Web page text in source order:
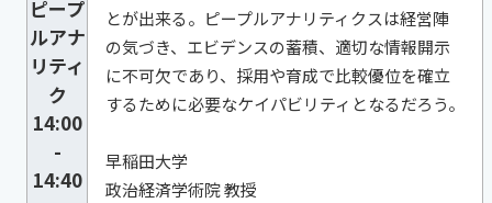
ピープ
ルアナ
リティ
ク
14:00
-
14:40
とが出来る。ピープルアナリティクスは経営陣
の気づき、エビデンスの蓄積、適切な情報開示
に不可欠であり、採用や育成で比較優位を確立
するために必要なケイパビリティとなるだろう。
早稲田大学
政治経済学術院 教授